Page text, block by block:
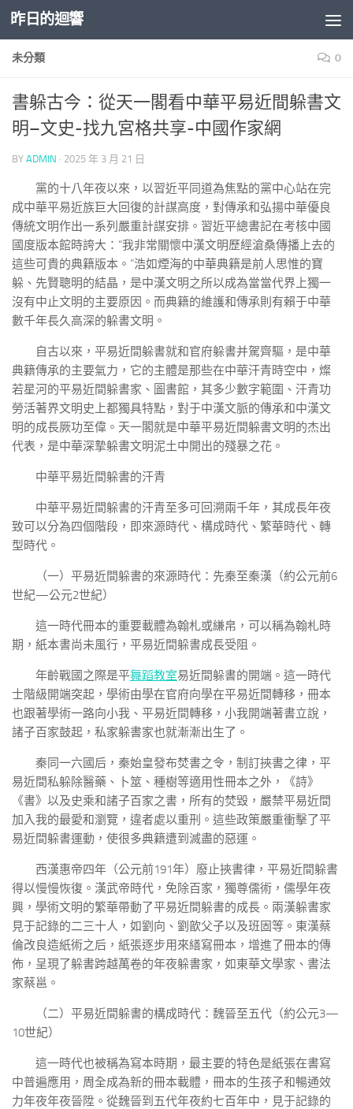
Skip to content
昨日的迴響
未分類 0
書躲古今：從天一閣看中華平易近間躲書文
明–文史-找九宮格共享-中國作家網
BY ADMIN · 2025 年 3 月 21 日
黨的十八年夜以來，以習近平同道為焦點的黨中心站在完
成中華平易近族巨大回復的計謀高度，對傳承和弘揚中華優良
傳統文明作出一系列嚴重計謀安排。習近平總書記在考核中國
國度版本館時誇大：“我非常關懷中漢文明歷經滄桑傳播上去的
這些可貴的典籍版本。”浩如煙海的中華典籍是前人思惟的寶
躲、先賢聰明的結晶，是中漢文明之所以成為當當代界上獨一
沒有中止文明的主要原因。而典籍的維護和傳承則有賴于中華
數千年長久高深的躲書文明。
自古以來，平易近間躲書就和官府躲書并駕齊驅，是中華
典籍傳承的主要氣力，它的主體是那些在中華汗青時空中，燦
若星河的平易近間躲書家、圖書館，其多少數字範圍、汗青功
勞活著界文明史上都獨具特點，對于中漢文脈的傳承和中漢文
明的成長厥功至偉。天一閣就是中華平易近間躲書文明的杰出
代表，是中華深摯躲書文明泥土中開出的殘暴之花。
中華平易近間躲書的汗青
中華平易近間躲書的汗青至多可回溯兩千年，其成長年夜
致可以分為四個階段，即來源時代、構成時代、繁華時代、轉
型時代。
（一）平易近間躲書的來源時代：先秦至秦漢（約公元前6
世紀—公元2世紀）
這一時代冊本的重要載體為翰札或縑帛，可以稱為翰札時
期，紙本書尚未風行，平易近間躲書成長受阻。
年齡戰國之際是平舞蹈教室易近間躲書的開端。這一時代
士階級開端突起，學術由學在官府向學在平易近間轉移，冊本
也跟著學術一路向小我、平易近間轉移，小我開端著書立說，
諸子百家鼓起，私家躲書家也就漸漸出生了。
秦同一六國后，秦始皇發布焚書之令，制訂挾書之律，平
易近間私躲除醫藥、卜筮、種樹等適用性冊本之外，《詩》
《書》以及史乘和諸子百家之書，所有的焚毀，嚴禁平易近間
加入我的最愛和瀏覽，違者處以重刑。這些政策嚴重衝擊了平
易近間躲書運動，使很多典籍遭到滅盡的惡運。
西漢惠帝四年（公元前191年）廢止挾書律，平易近間躲書
得以慢慢恢復。漢武帝時代，免除百家，獨尊儒術，儒學年夜
興，學術文明的繁華帶動了平易近間躲書的成長。兩漢躲書家
見于記錄的二三十人，如劉向、劉歆父子以及班固等。東漢蔡
倫改良造紙術之后，紙張逐步用來繕寫冊本，增進了冊本的傳
佈，呈現了躲書跨越萬卷的年夜躲書家，如東華文學家、書法
家蔡邕。
（二）平易近間躲書的構成時代：魏晉至五代（約公元3—
10世紀）
這一時代也被稱為寫本時期，最主要的特色是紙張在書寫
中普遍應用，周全成為新的冊本載體，冊本的生孩子和暢通效
力年夜年夜晉陞。從魏晉到五代年夜約七百年中，見于記錄的